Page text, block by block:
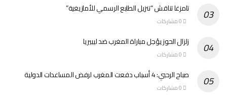
تامزغا تناقش “تنزيل الطابع الرسمي للأمازيغية”
زلزال الحوز يؤجل مباراة المغرب ضد ليبيريا
صباح الرحبي: 4 أسباب دفعت المغرب لرفض المساعدات الدولية